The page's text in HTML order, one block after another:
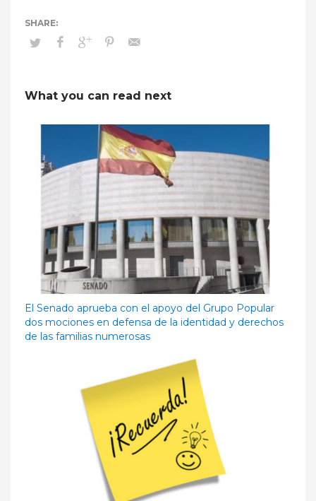
What you can read next
El Senado aprueba con el apoyo del Grupo Popular
dos mociones en defensa de la identidad y derechos
de las familias numerosas